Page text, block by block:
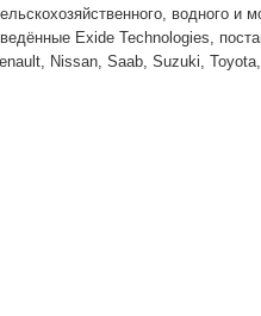
водного и
Exide Technologies,
Nissan, Saab, Suzuki,